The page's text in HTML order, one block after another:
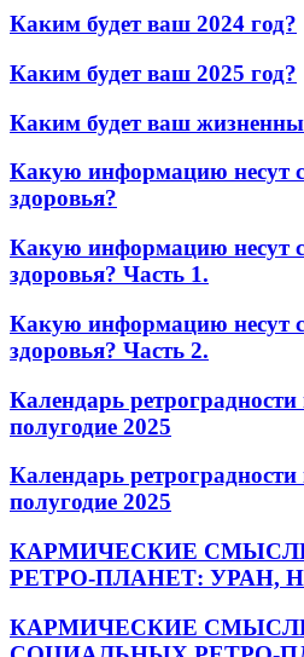
Каким будет ваш 2024 год?
Каким будет ваш 2025 год?
Каким будет ваш
Какую информацию несут
здоровья?
Какую информацию несут
здоровья? Часть 1.
Какую информацию несут
здоровья? Часть 2.
Календарь ретроградности
полугодие 2025
Календарь ретроградности
полугодие 2025
КАРМИЧЕСКИЕ
РЕТРО-ПЛАНЕТ: УРАН,
КАРМИЧЕСКИЕ